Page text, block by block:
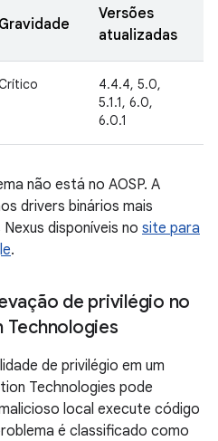
Gravidade
Versões
atualizadas
4.4.4, 5.0,
5.1.1, 6.0,
6.0.1
não está no AOSP. A
drivers binários mais
disponíveis no site para
.
de privilégio no
Technologies
de privilégio em um
Technologies pode
local execute código
é classificado como